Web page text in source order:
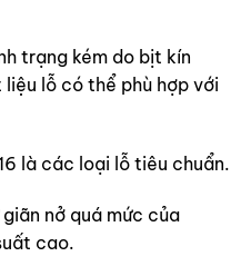
trạng kém do bịt kín
lỗ có thể phù hợp với
là các loại lỗ tiêu chuẩn.
nở quá mức của
cao.